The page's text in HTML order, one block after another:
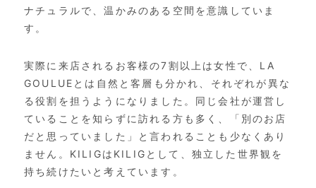
ナチュラルで、温かみのある空間を意識していま
す。
実際に来店されるお客様の7割以上は女性で、 LA
GOULUE とは自然と客層も分かれ、それぞれが異な
る役割を担うようになりました。同じ会社が運営し
ていることを知らずに訪れる方も多く、「別のお店
だと思っていました」と言われることも少なくあり
ません。KILIGはKILIGとして、独立した世界観を
持ち続けたいと考えています。